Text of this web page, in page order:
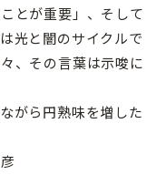
とが重要」、そして
光と闇のサイクルで
、その言葉は示唆に
がら円熟味を増した